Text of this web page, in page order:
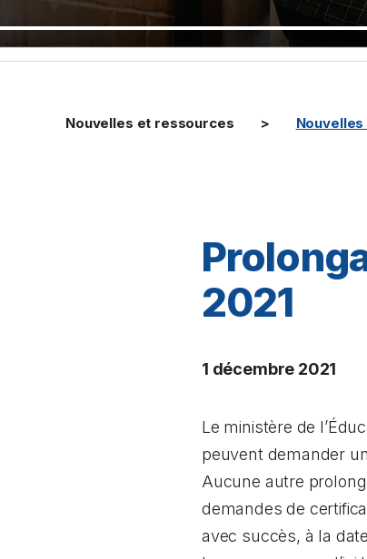
Nouvelles et ressources
2021
1 décembre 2021
Le ministère de
peuvent demander
Aucune autre
demandes de
avec succès, à la